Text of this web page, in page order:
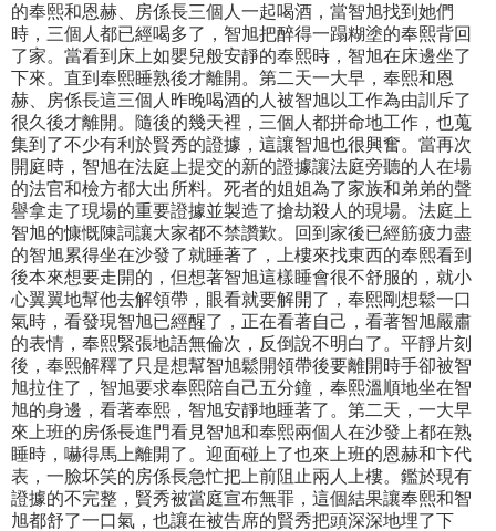
的奉熙和恩赫、房係長三個人一起喝酒，當智旭找到她們
時，三個人都已經喝多了，智旭把醉得一蹋糊塗的奉熙背回
了家。當看到床上如嬰兒般安靜的奉熙時，智旭在床邊坐了
下來。直到奉熙睡熟後才離開。第二天一大早，奉熙和恩
赫、房係長這三個人昨晚喝酒的人被智旭以工作為由訓斥了
很久後才離開。隨後的幾天裡，三個人都拼命地工作，也蒐
集到了不少有利於賢秀的證據，這讓智旭也很興奮。當再次
開庭時，智旭在法庭上提交的新的證據讓法庭旁聽的人在場
的法官和檢方都大出所料。死者的姐姐為了家族和弟弟的聲
譽拿走了現場的重要證據並製造了搶劫殺人的現場。法庭上
智旭的慷慨陳詞讓大家都不禁讚歎。回到家後已經筋疲力盡
的智旭累得坐在沙發了就睡著了，上樓來找東西的奉熙看到
後本來想要走開的，但想著智旭這樣睡會很不舒服的，就小
心翼翼地幫他去解領帶，眼看就要解開了，奉熙剛想鬆一口
氣時，看發現智旭已經醒了，正在看著自己，看著智旭嚴肅
的表情，奉熙緊張地語無倫次，反倒說不明白了。平靜片刻
後，奉熙解釋了只是想幫智旭鬆開領帶後要離開時手卻被智
旭拉住了，智旭要求奉熙陪自己五分鐘，奉熙溫順地坐在智
旭的身邊，看著奉熙，智旭安靜地睡著了。第二天，一大早
來上班的房係長進門看見智旭和奉熙兩個人在沙發上都在熟
睡時，嚇得馬上離開了。迎面碰上了也來上班的恩赫和卞代
表，一臉坏笑的房係長急忙把上前阻止兩人上樓。鑑於現有
證據的不完整，賢秀被當庭宣布無罪，這個結果讓奉熙和智
旭都舒了一口氣，也讓在被告席的賢秀把頭深深地埋了下